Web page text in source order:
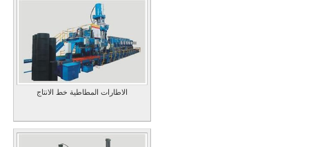
الاطارات المطاطية خط الانتاج